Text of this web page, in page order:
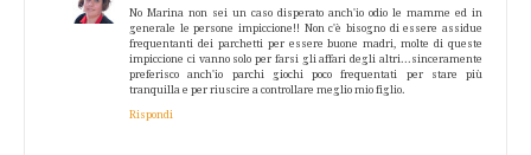
No Marina non sei un caso disperato anch'io odio le mamme ed in
generale le persone impiccione!! Non c'è bisogno di essere assidue
frequentanti dei parchetti per essere buone madri, molte di queste
impiccione ci vanno solo per farsi gli affari degli altri...sinceramente
preferisco anch'io parchi giochi poco frequentati per stare più
tranquilla e per riuscire a controllare meglio mio figlio.
Rispondi